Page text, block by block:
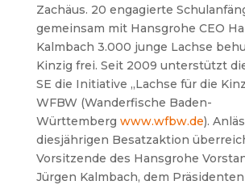
Zachäus. 20 engagierte
gemeinsam mit Hansgrohe CEO
Kalmbach 3.000 junge Lachse
Kinzig frei. Seit 2009 unterstützt
SE die Initiative „Lachse für die
WFBW (Wanderfische Baden-
Württemberg www.wfbw.de).
diesjährigen Besatzaktion
Vorsitzende des Hansgrohe
Jürgen Kalmbach, dem